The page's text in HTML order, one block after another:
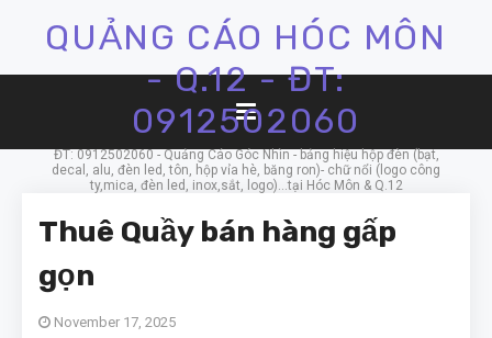
QUẢNG CÁO HÓC MÔN
- Q.12 - ĐT:
0912502060
ĐT: 0912502060 - Quảng Cáo Góc Nhìn - bảng hiệu hộp đèn (bạt,
decal, alu, đèn led, tôn, hộp vỉa hè, băng ron)- chữ nổi (logo công
ty,mica, đèn led, inox,sắt, logo)...tại Hóc Môn & Q.12
Thuê Quầy bán hàng gấp
gọn
November 17, 2025